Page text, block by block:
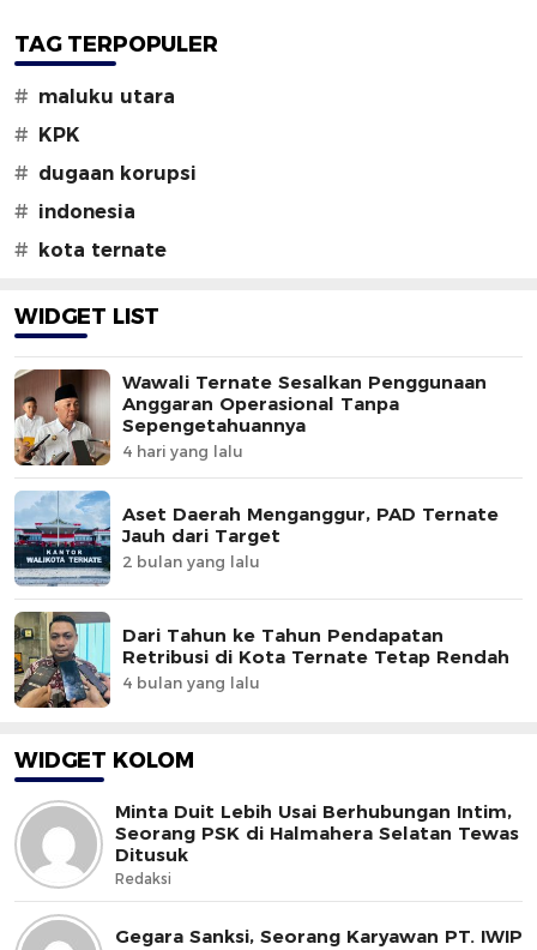
TAG TERPOPULER
# maluku utara
# KPK
# dugaan korupsi
# indonesia
# kota ternate
WIDGET LIST
Wawali Ternate Sesalkan Penggunaan
Anggaran Operasional Tanpa
Sepengetahuannya
4 hari yang lalu
Aset Daerah Menganggur, PAD Ternate
Jauh dari Target
2 bulan yang lalu
Dari Tahun ke Tahun Pendapatan
Retribusi di Kota Ternate Tetap Rendah
4 bulan yang lalu
WIDGET KOLOM
Minta Duit Lebih Usai Berhubungan Intim,
Seorang PSK di Halmahera Selatan Tewas
Ditusuk
Redaksi
Gegara Sanksi, Seorang Karyawan PT. IWIP